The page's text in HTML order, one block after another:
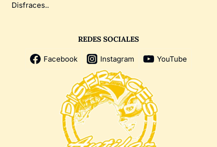
Disfraces..
REDES SOCIALES
Facebook Instagram YouTube